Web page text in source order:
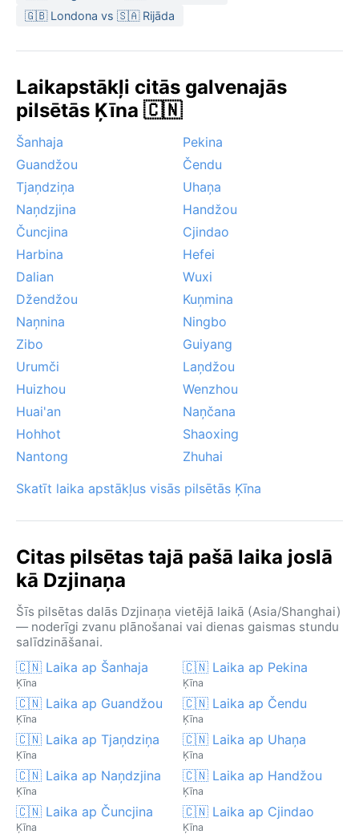
septembra līdz oktobrim, kad temperatūra ir patīkama
lietavām, kas var izraisīt plūdus, un dažkārt pilsētu
auksts, bet sniegputenis nav raksturīgs – migla biežāk
parādās rītos. Kopumā Džinānas klimats ir
🇬🇧 Londona vs 🇸🇦 Rijāda
Laikapstākļi citās galvenajās
pilsētās Ķīna 🇨🇳
Šanhaja
Pekina
Guandžou
Čendu
Tjaņdziņa
Uhaņa
Naņdzjina
Handžou
Čuncjina
Cjindao
Harbina
Hefei
Dalian
Wuxi
Džendžou
Kuņmina
Naņnina
Ningbo
Zibo
Guiyang
Urumči
Laņdžou
Huizhou
Wenzhou
Huai'an
Naņčana
Hohhot
Shaoxing
Nantong
Zhuhai
Skatīt laika apstākļus visās pilsētās Ķīna
Citas pilsētas tajā pašā laika joslā
kā Dzjinaņa
Šīs pilsētas dalās Dzjinaņa vietējā laikā (Asia/Shanghai)
— noderīgi zvanu plānošanai vai dienas gaismas stundu
salīdzināšanai.
🇨🇳 Laika ap Šanhaja
Ķīna
🇨🇳 Laika ap Pekina
Ķīna
🇨🇳 Laika ap Guandžou
Ķīna
🇨🇳 Laika ap Čendu
Ķīna
🇨🇳 Laika ap Tjaņdziņa
Ķīna
🇨🇳 Laika ap Uhaņa
Ķīna
🇨🇳 Laika ap Naņdzjina
Ķīna
🇨🇳 Laika ap Handžou
Ķīna
🇨🇳 Laika ap Čuncjina
Ķīna
🇨🇳 Laika ap Cjindao
Ķīna